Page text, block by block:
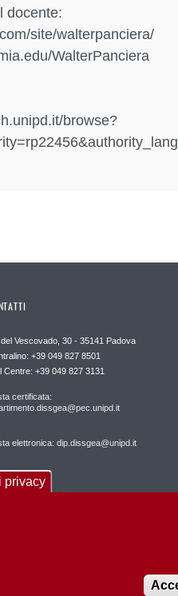
docente:
site/walterpanciera/
WalterPanciera
browse?
Vescovado, 30 - 35141 Padova
+39 049 827 8501
Centre: +39 049 827 3131
certificata:
elettronica: dip.dissgea@unipd.it
privacy